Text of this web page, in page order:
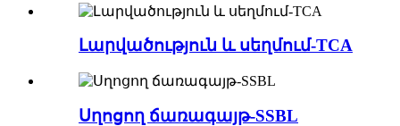
Լարվածություն և սեղմում-TCA
Սղոցող ճառագայթ-SSBL